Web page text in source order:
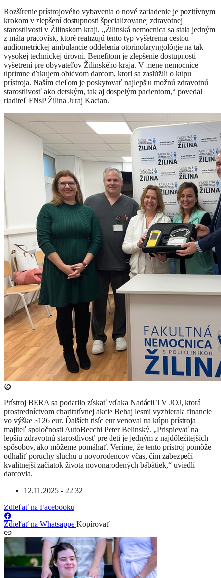
Rozšírenie prístrojového vybavenia o nové zariadenie je pozitívnym
krokom v zlepšení dostupnosti špecializovanej zdravotnej
starostlivosti v Žilinskom kraji. „Žilinská nemocnica sa stala jedným
z mála pracovísk, ktoré realizujú tento typ vyšetrenia cestou
audiometrickej ambulancie oddelenia otorinolaryngológie na tak
vysokej technickej úrovni. Benefitom je zlepšenie dostupnosti
vyšetrení pre obyvateľov Žilinského kraja. V mene nemocnice
úprimne ďakujem obidvom darcom, ktorí sa zaslúžili o kúpu
prístroja. Naším cieľom je poskytovať najlepšiu možnú zdravotnú
starostlivosť ako detským, tak aj dospelým pacientom,“ povedal
riaditeľ FNsP Žilina Juraj Kacian.
Prístroj BERA sa podarilo získať vďaka Nadácii TV JOJ, ktorá
prostredníctvom charitatívnej akcie Behaj lesmi vyzbierala financie
vo výške 3126 eur. Ďalších tisíc eur venoval na kúpu prístroja
majiteľ spoločnosti AutoBecchi Peter Belinský. „Prispievať na
lepšiu zdravotnú starostlivosť pre deti je jedným z najdôležitejších
spôsobov, ako môžeme pomáhať. Veríme, že tento prístroj pomôže
odhaliť poruchy sluchu u novorodencov včas, čím zabezpečí
kvalitnejší začiatok života novonarodených bábätiek,“ uviedli
darcovia.
12.11.2025 - 22:32
Zdieľať na Facebooku
Zdieľať na Whatsappe Kopírovať